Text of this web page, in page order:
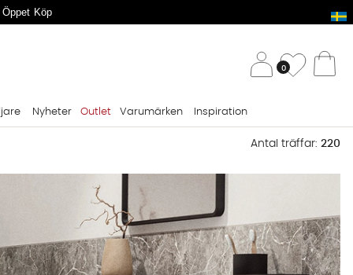
Köp
0
Nyheter Outlet Varumärken Inspiration
Antal träffar: 220